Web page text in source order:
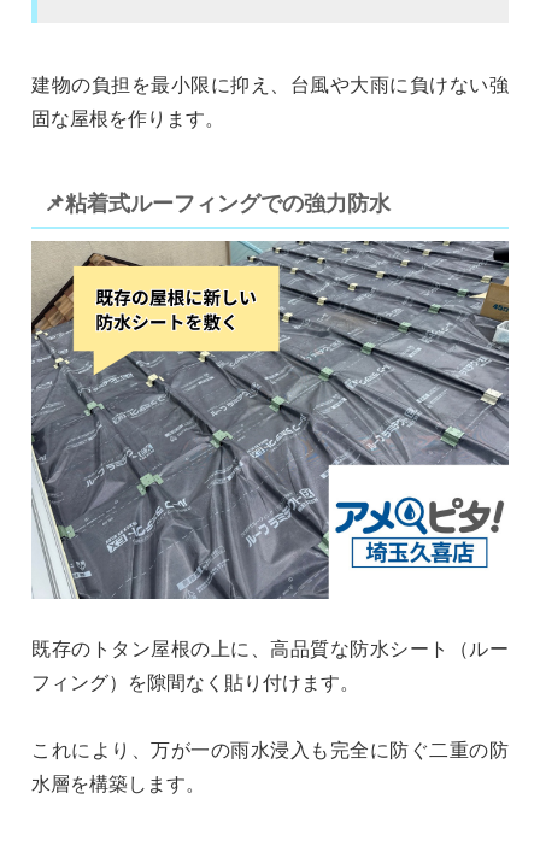
建物の負担を最小限に抑え、台風や大雨に負けない強
固な屋根を作ります。
📌粘着式ルーフィングでの強力防水
既存のトタン屋根の上に、高品質な防水シート（ルー
フィング）を隙間なく貼り付けます。
これにより、万が一の雨水浸入も完全に防ぐ二重の防
水層を構築します。